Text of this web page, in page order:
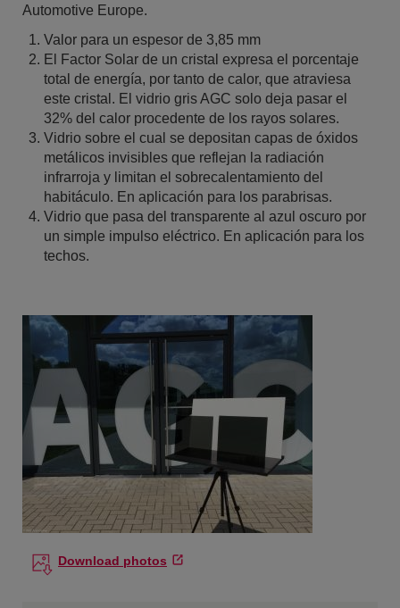
Automotive Europe.
Valor para un espesor de 3,85 mm
El Factor Solar de un cristal expresa el porcentaje
total de energía, por tanto de calor, que atraviesa
este cristal. El vidrio gris AGC solo deja pasar el
32% del calor procedente de los rayos solares.
Vidrio sobre el cual se depositan capas de óxidos
metálicos invisibles que reflejan la radiación
infrarroja y limitan el sobrecalentamiento del
habitáculo. En aplicación para los parabrisas.
Vidrio que pasa del transparente al azul oscuro por
un simple impulso eléctrico. En aplicación para los
techos.
Download photos